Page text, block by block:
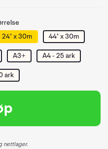
24" x 30m 44" x 30m
A3+ A4 - 25 ark
ark
nettlager.